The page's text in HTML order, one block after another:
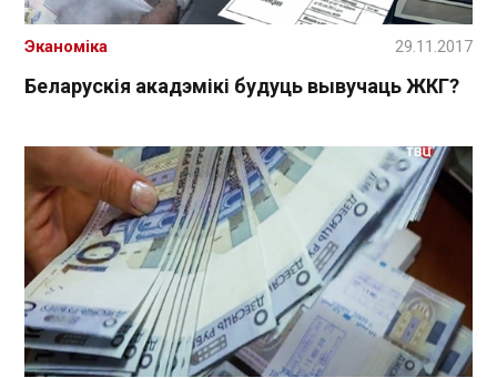
Беларускія акадэмікі будуць вывучаць ЖКГ?
Эканоміка 29.11.2017